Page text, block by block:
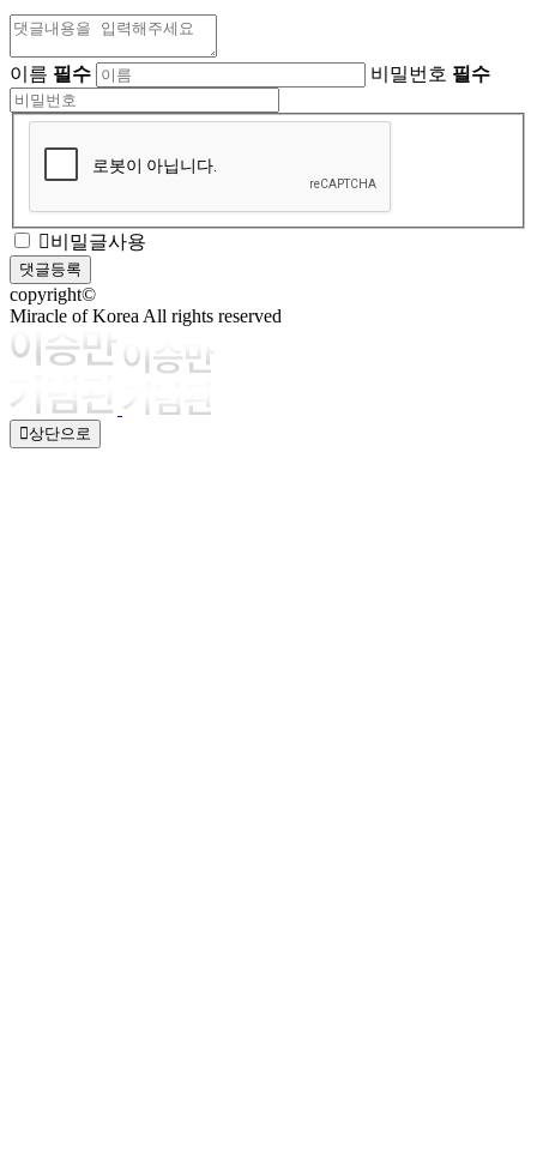
이름 필수 비밀번호 필수
비밀글사용
copyright©
Miracle of Korea All rights reserved
상단으로